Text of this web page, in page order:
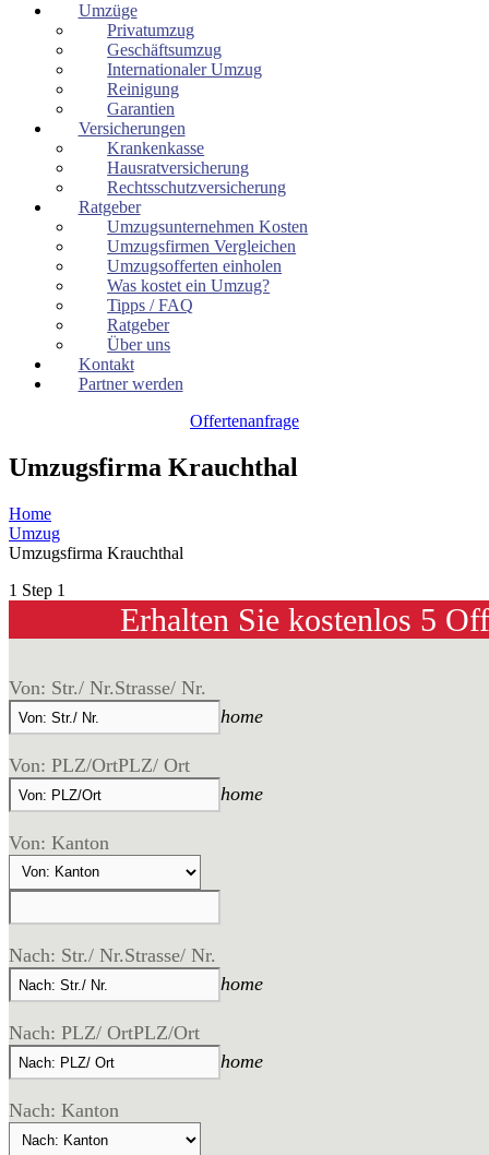
Umzüge
Privatumzug
Geschäftsumzug
Internationaler Umzug
Reinigung
Garantien
Versicherungen
Krankenkasse
Hausratversicherung
Rechtsschutzversicherung
Ratgeber
Umzugsunternehmen Kosten
Umzugsfirmen Vergleichen
Umzugsofferten einholen
Was kostet ein Umzug?
Tipps / FAQ
Ratgeber
Über uns
Kontakt
Partner werden
Offertenanfrage
Umzugsfirma Krauchthal
Home
Umzug
Umzugsfirma Krauchthal
1 Step 1
Erhalten Sie kostenlos 5
Von: Str./ Nr.Strasse/ Nr.
home
Von: PLZ/OrtPLZ/ Ort
home
Von: Kanton
Nach: Str./ Nr.Strasse/ Nr.
home
Nach: PLZ/ OrtPLZ/Ort
home
Nach: Kanton